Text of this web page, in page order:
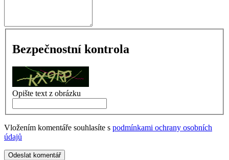
Bezpečnostní kontrola
Opište text z obrázku
Vložením komentáře souhlasíte s podmínkami ochrany osobních
údajů
Odeslat komentář